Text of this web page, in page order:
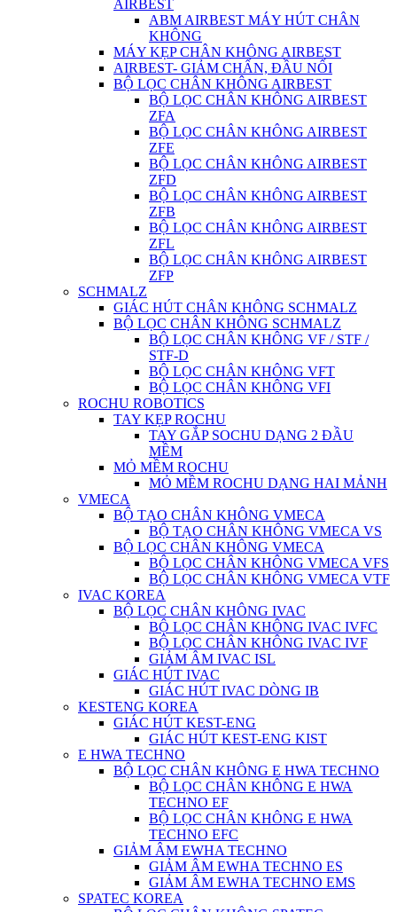
AIRBEST
ABM AIRBEST MÁY HÚT CHÂN
KHÔNG
MÁY KẸP CHÂN KHÔNG AIRBEST
AIRBEST- GIẢM CHẤN, ĐẦU NỐI
BỘ LỌC CHÂN KHÔNG AIRBEST
BỘ LỌC CHÂN KHÔNG AIRBEST
ZFA
BỘ LỌC CHÂN KHÔNG AIRBEST
ZFE
BỘ LỌC CHÂN KHÔNG AIRBEST
ZFD
BỘ LỌC CHÂN KHÔNG AIRBEST
ZFB
BỘ LỌC CHÂN KHÔNG AIRBEST
ZFL
BỘ LỌC CHÂN KHÔNG AIRBEST
ZFP
SCHMALZ
GIÁC HÚT CHÂN KHÔNG SCHMALZ
BỘ LỌC CHÂN KHÔNG SCHMALZ
BỘ LỌC CHÂN KHÔNG VF / STF /
STF-D
BỘ LỌC CHÂN KHÔNG VFT
BỘ LỌC CHÂN KHÔNG VFI
ROCHU ROBOTICS
TAY KẸP ROCHU
TAY GẮP SOCHU DẠNG 2 ĐẦU
MỀM
MỎ MỀM ROCHU
MỎ MỀM ROCHU DẠNG HAI MẢNH
VMECA
BỘ TẠO CHÂN KHÔNG VMECA
BỘ TẠO CHÂN KHÔNG VMECA VS
BỘ LỌC CHÂN KHÔNG VMECA
BỘ LỌC CHÂN KHÔNG VMECA VFS
BỘ LỌC CHÂN KHÔNG VMECA VTF
IVAC KOREA
BỘ LỌC CHÂN KHÔNG IVAC
BỘ LỌC CHÂN KHÔNG IVAC IVFC
BỘ LỌC CHÂN KHÔNG IVAC IVF
GIẢM ÂM IVAC ISL
GIÁC HÚT IVAC
GIÁC HÚT IVAC DÒNG IB
KESTENG KOREA
GIÁC HÚT KEST-ENG
GIÁC HÚT KEST-ENG KIST
E HWA TECHNO
BỘ LỌC CHÂN KHÔNG E HWA TECHNO
BỘ LỌC CHÂN KHÔNG E HWA
TECHNO EF
BỘ LỌC CHÂN KHÔNG E HWA
TECHNO EFC
GIẢM ÂM EWHA TECHNO
GIẢM ÂM EWHA TECHNO ES
GIẢM ÂM EWHA TECHNO EMS
SPATEC KOREA